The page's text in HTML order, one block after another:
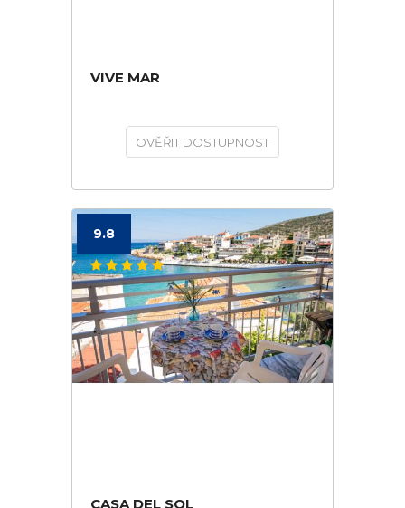
VIVE MAR
OVĚŘIT DOSTUPNOST
9.8
CASA DEL SOL